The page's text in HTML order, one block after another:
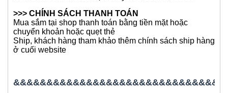
>>> CHÍNH SÁCH THANH TOÁN
Mua sắm tại shop thanh toán bằng tiền mặt hoặc
chuyển khoản hoặc quẹt thẻ
Ship, khách hàng tham khảo thêm chính sách ship hàng
ở cuối website